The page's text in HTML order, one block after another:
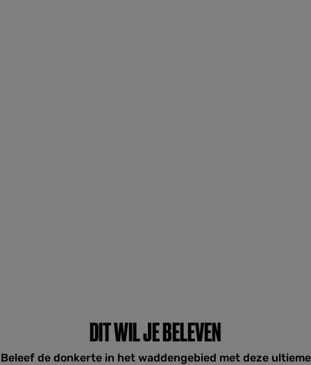
DIT WIL JE BELEVEN
Beleef de donkerte in het waddengebied met deze ultieme